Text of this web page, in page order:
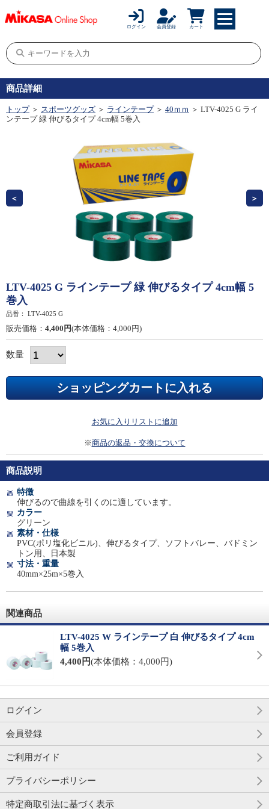
ログイン 会員登録 カート
商品詳細
トップ ＞ スポーツグッズ ＞ ラインテープ ＞ 40ｍｍ ＞ LTV-4025 G ライ
ンテープ 緑 伸びるタイプ 4cm幅 5巻入
LTV-4025 G ラインテープ 緑 伸びるタイプ 4cm幅 5
巻入
品番： LTV-4025 G
販売価格： 4,400円(本体価格：4,000円)
数量
お気に入りリストに追加
※商品の返品・交換について
商品説明
特徴
伸びるので曲線を引くのに適しています。
カラー
グリーン
素材・仕様
PVC(ポリ塩化ビニル)、伸びるタイプ、ソフトバレー、バドミン
トン用、日本製
寸法・重量
40mm×25m×5巻入
関連商品
LTV-4025 W ラインテープ 白 伸びるタイプ 4cm
幅 5巻入
4,400円(本体価格：4,000円)
ログイン
会員登録
ご利用ガイド
プライバシーポリシー
特定商取引法に基づく表示